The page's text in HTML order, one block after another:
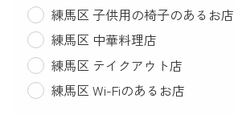
練馬区 子供用の椅子のあるお店
練馬区 中華料理店
練馬区 テイクアウト店
練馬区 Wi-Fiのあるお店